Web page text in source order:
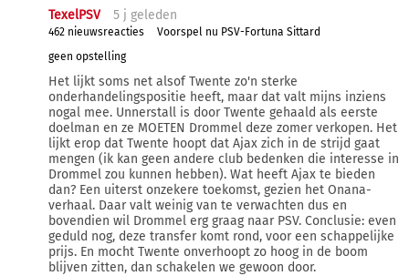
TexelPSV 5 j geleden
462 nieuwsreacties
Voorspel nu PSV-Fortuna Sittard
geen opstelling
Het lijkt soms net alsof Twente zo'n sterke
onderhandelingspositie heeft, maar dat valt mijns inziens
nogal mee. Unnerstall is door Twente gehaald als eerste
doelman en ze MOETEN Drommel deze zomer verkopen. Het
lijkt erop dat Twente hoopt dat Ajax zich in de strijd gaat
mengen (ik kan geen andere club bedenken die interesse in
Drommel zou kunnen hebben). Wat heeft Ajax te bieden
dan? Een uiterst onzekere toekomst, gezien het Onana-
verhaal. Daar valt weinig van te verwachten dus en
bovendien wil Drommel erg graag naar PSV. Conclusie: even
geduld nog, deze transfer komt rond, voor een schappelijke
prijs. En mocht Twente onverhoopt zo hoog in de boom
blijven zitten, dan schakelen we gewoon door.